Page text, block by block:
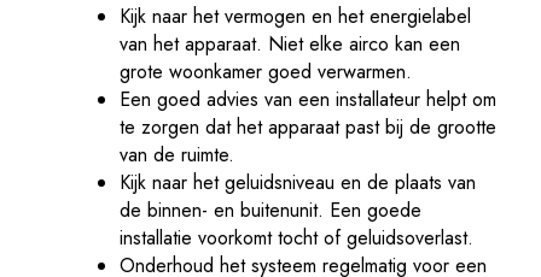
Kijk naar het vermogen en het energielabel
van het apparaat. Niet elke airco kan een
grote woonkamer goed verwarmen.
Een goed advies van een installateur helpt om
te zorgen dat het apparaat past bij de grootte
van de ruimte.
Kijk naar het geluidsniveau en de plaats van
de binnen- en buitenunit. Een goede
installatie voorkomt tocht of geluidsoverlast.
Onderhoud het systeem regelmatig voor een